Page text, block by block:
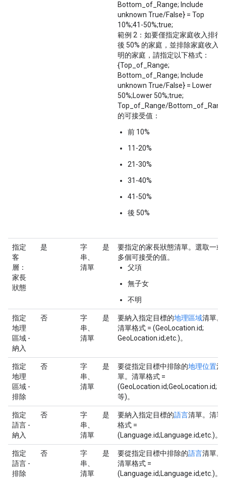
Bottom_of_Range; Include
unknown True/False} = Top
10%;41-50%;true;
範例 2：如要僅指定家庭收入排行
後 50% 的家庭，並排除家庭收入不
明的家庭，請指定以下格式：
{Top_of_Range;
Bottom_of_Range; Include
unknown True/False} = Lower
50%;Lower 50%;true;
Top_of_Range/
的可接受值：
前 10%
11-20%
21-30%
31-40%
41-50%
後 50%
指定
客
層：
家長
狀態
是
字
串、
清單
是
要指定的家長狀態清單。選取一或
多個可接受的值。
父項
無子女
不明
指定
地理
區域 -
納入
否
字
串、
清單
是 要納入指定目標的地理區域清單。
清單格式 = (GeoLocation.id;
GeoLocation.id;etc.)。
指定
地理
區域 -
排除
否
字
串、
清單
是 要從指定目標中排除的地理位置清
單。清單格式 =
(GeoLocation.id;GeoLocation.id;
等)。
指定
語言 -
納入
否
字
串、
清單
是 要納入指定目標的語言清單。清單
格式 =
(Language.id;Language.id;etc.)。
指定
語言 -
排除
否
字
串、
清單
是 要從指定目標中排除的語言清單。
清單格式 =
(Language.id;Language.id;etc.)。